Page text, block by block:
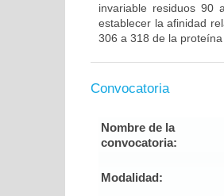
invariable residuos 90
establecer la afinidad
306 a 318 de la
Convocatoria
Nombre de la
convocatoria:
Modalidad: